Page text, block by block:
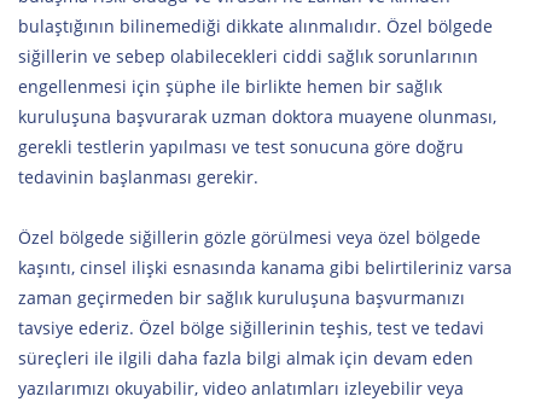
bulaştığının bilinemediği dikkate alınmalıdır. Özel bölgede
siğillerin ve sebep olabilecekleri ciddi sağlık sorunlarının
engellenmesi için şüphe ile birlikte hemen bir sağlık
kuruluşuna başvurarak uzman doktora muayene olunması,
gerekli testlerin yapılması ve test sonucuna göre doğru
tedavinin başlanması gerekir.
Özel bölgede siğillerin gözle görülmesi veya özel bölgede
kaşıntı, cinsel ilişki esnasında kanama gibi belirtileriniz varsa
zaman geçirmeden bir sağlık kuruluşuna başvurmanızı
tavsiye ederiz. Özel bölge siğillerinin teşhis, test ve tedavi
süreçleri ile ilgili daha fazla bilgi almak için devam eden
yazılarımızı okuyabilir, video anlatımları izleyebilir veya